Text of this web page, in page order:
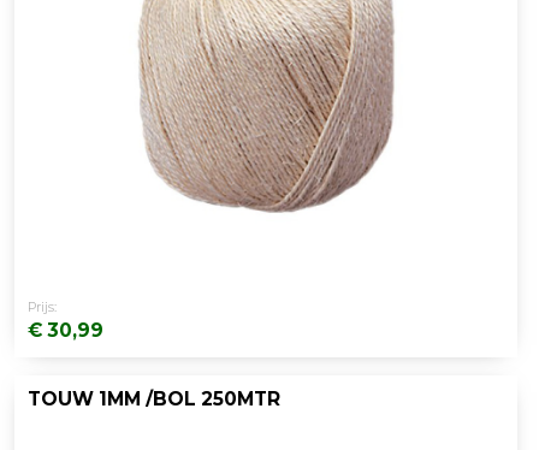
Prijs:
€ 30,99
TOUW 1MM /BOL 250MTR